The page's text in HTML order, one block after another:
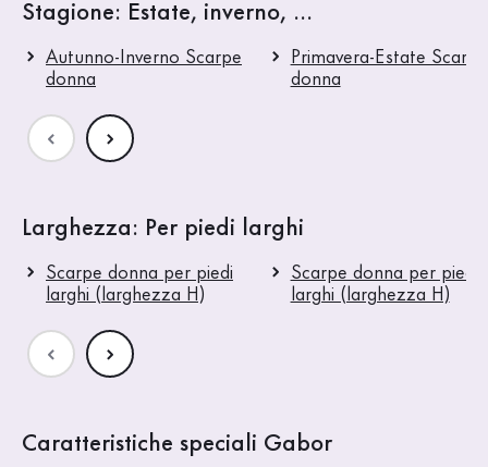
Stagione: Estate, inverno, ...
Autunno-Inverno Scarpe
donna
Primavera-Estate Scarpe
donna
Larghezza: Per piedi larghi
Scarpe donna per piedi
larghi (larghezza H)
Scarpe donna per piedi
larghi (larghezza H)
Caratteristiche speciali Gabor